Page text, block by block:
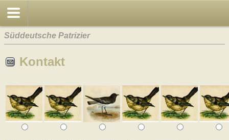
Süddeutsche Patrizier
Kontakt